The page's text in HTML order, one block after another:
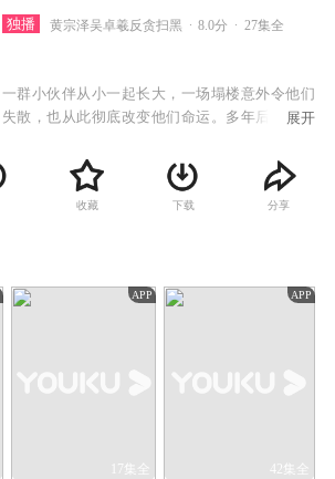
独播 黄宗泽吴卓羲反贪扫黑 8.0分 27集全
一群小伙伴从小一起长大，一场塌楼意外令他们
失散，也从此彻底改变他们命运。多年后再重遇
在公义和友谊之间挣扎。
展开
收藏 下载 分享
APP
17集全
APP
42集全